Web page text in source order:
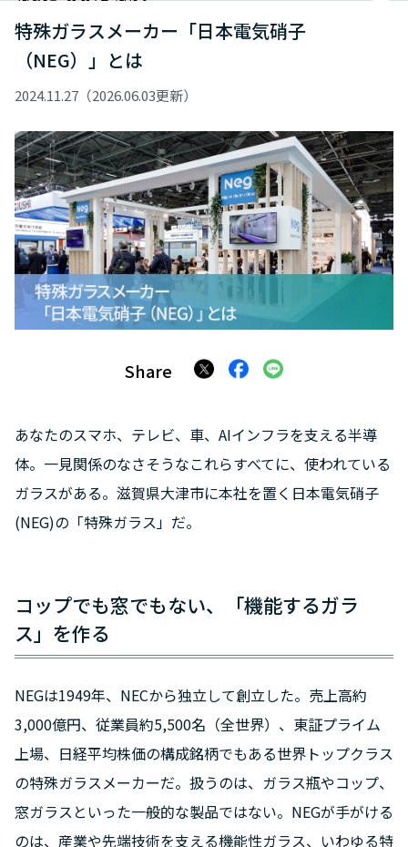
特殊ガラスメーカー「日本電気硝子
（NEG）」とは
2024.11.27（2026.06.03更新）
Share
あなたのスマホ、テレビ、車、AIインフラを支える半導
体。一見関係のなさそうなこれらすべてに、使われている
ガラスがある。滋賀県大津市に本社を置く日本電気硝子
(NEG)の「特殊ガラス」だ。
コップでも窓でもない、「機能するガラ
ス」を作る
NEGは1949年、NECから独立して創立した。売上高約
3,000億円、従業員約5,500名（全世界）、東証プライム
上場、日経平均株価の構成銘柄でもある世界トップクラス
の特殊ガラスメーカーだ。扱うのは、ガラス瓶やコップ、
窓ガラスといった一般的な製品ではない。NEGが手がける
のは、産業や先端技術を支える機能性ガラス、いわゆる特